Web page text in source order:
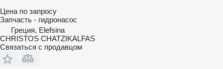
Цена по запросу
Запчасть - гидронасос
Греция, Elefsina
CHRISTOS CHATZIKALFAS
Связаться с продавцом